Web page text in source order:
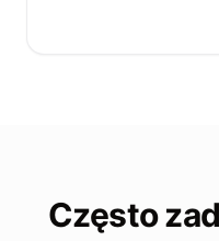
Często